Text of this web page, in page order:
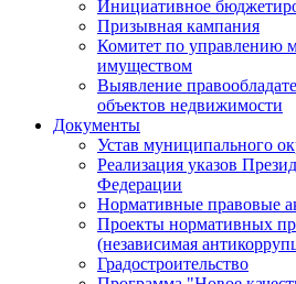
Инициативное
Призывная кампания
Комитет по управлению
имуществом
Выявление
объектов недвижимости
Документы
Устав муниципального
Реализация указов
Федерации
Нормативные правовые
Проекты нормативных
(независимая
Градостроительство